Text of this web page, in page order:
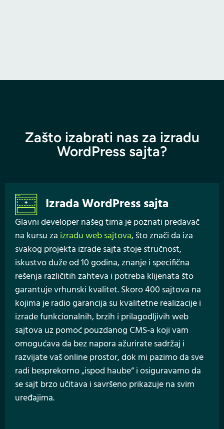
Zašto izabrati nas za izradu
WordPress sajta?
Izrada WordPress sajta
Glavni developer našeg tima je poznati predavač
na kursu za izradu web sajtova, što znači da iza
svakog projekta izrade sajta stoje stručnost,
iskustvo duže od 10 godina, znanje i specifična
rešenja različitih zahteva i potreba klijenata što
garantuje vrhunski kvalitet. Skoro 400 sajtova na
kojima je radio garancija su kvalitetne realizacije i
izrade funkcionalnih, brzih i prilagodljivih web
sajtova uz pomoć pouzdanog CMS-a koji vam
omogućava da bez napora ažurirate sadržaj i
razvijate vaš online prostor, dok mi pazimo da sve
radi besprekorno „ispod haube“ i osiguravamo da
se sajt brzo učitava i savršeno prikazuje na svim
uređajima.